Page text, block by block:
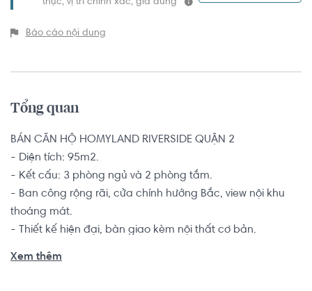
thực, vị trí chính xác, giá đúng
Báo cáo nội dung
Tổng quan
BÁN CĂN HỘ HOMYLAND RIVERSIDE QUẬN 2
- Diện tích: 95m2.
- Kết cấu: 3 phòng ngủ và 2 phòng tắm.
- Ban công rộng rãi, cửa chính hướng Bắc, view nội khu
thoáng mát.
- Thiết kế hiện đại, bàn giao kèm nội thất cơ bản.
Xem thêm